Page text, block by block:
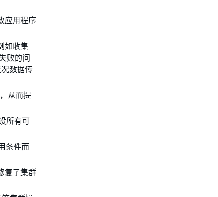
应用程序
如收集
败的问
数据传
从而提
所有可
条件而
复了集群